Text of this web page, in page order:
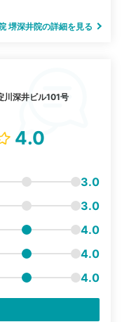
堺深井院の詳細を見る
深井ビル101号
4.0
3.0
3.0
4.0
4.0
4.0